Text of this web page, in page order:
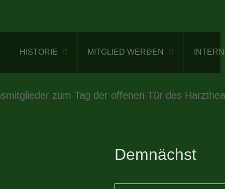
HISTORIE MITGLIED WERDEN INTERN
zum Tag der offenen Tür des
Demnächst